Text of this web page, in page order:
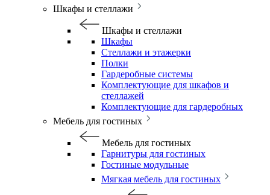
Шкафы и стеллажи
Шкафы и стеллажи
Шкафы
Стеллажи и этажерки
Полки
Гардеробные системы
Комплектующие для шкафов и
стеллажей
Комплектующие для гардеробных
Мебель для гостиных
Мебель для гостиных
Гарнитуры для гостиных
Гостиные модульные
Мягкая мебель для гостиных